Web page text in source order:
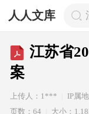
人人文库
江苏省
案
上传人：1*** IP属
页数：64
大小：